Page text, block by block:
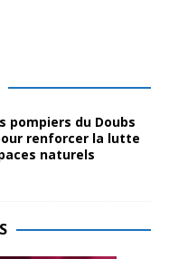
pompiers du Doubs
renforcer la lutte
naturels